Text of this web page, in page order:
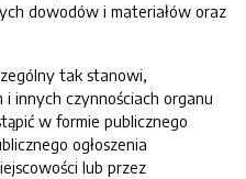
dowodów i materiałów oraz
tak stanowi,
innych czynnościach organu
w formie publicznego
ogłoszenia
lub przez